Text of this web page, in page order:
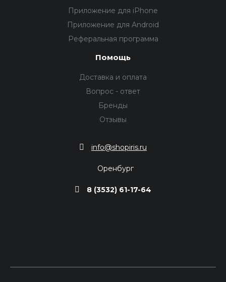
Приложение для iPhone
Приложение для Android
Реферальная программа
Помощь
Доставка и оплата
Вопрос - ответ
Бренды
Отзывы
info@shopiris.ru
Оренбург
8 (3532) 61-17-64